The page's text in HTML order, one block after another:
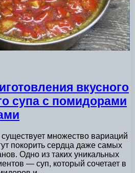
вкусного
супа с помидорами
множество вариаций
покорить сердца даже самых
Одно из таких уникальных
— суп, который сочетает в